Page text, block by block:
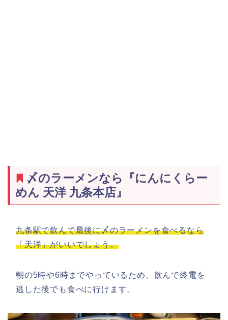
〆のラーメンなら『にんにくらー
めん 天洋 九条本店』
九条駅で飲んで最後に〆のラーメンを食べるなら
「天洋」がいいでしょう。
朝の5時や6時までやっているため、飲んで終電を
逃した後でも食べに行けます。